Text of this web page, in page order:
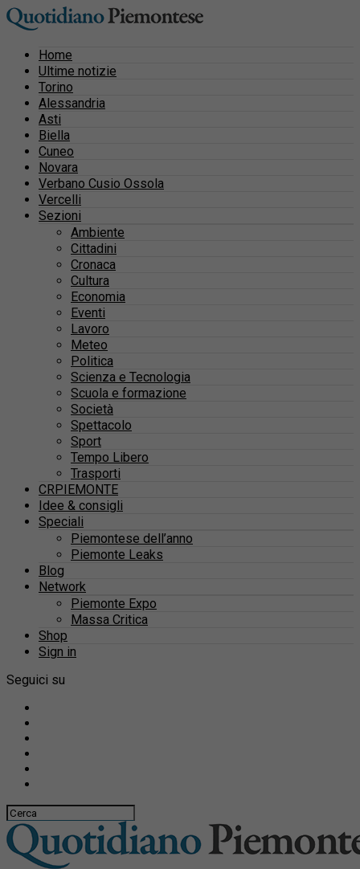
Home
Ultime notizie
Torino
Alessandria
Asti
Biella
Cuneo
Novara
Verbano Cusio Ossola
Vercelli
Sezioni
Ambiente
Cittadini
Cronaca
Cultura
Economia
Eventi
Lavoro
Meteo
Politica
Scienza e Tecnologia
Scuola e formazione
Società
Spettacolo
Sport
Tempo Libero
Trasporti
CRPIEMONTE
Idee & consigli
Speciali
Piemontese dell’anno
Piemonte Leaks
Blog
Network
Piemonte Expo
Massa Critica
Shop
Sign in
Seguici su